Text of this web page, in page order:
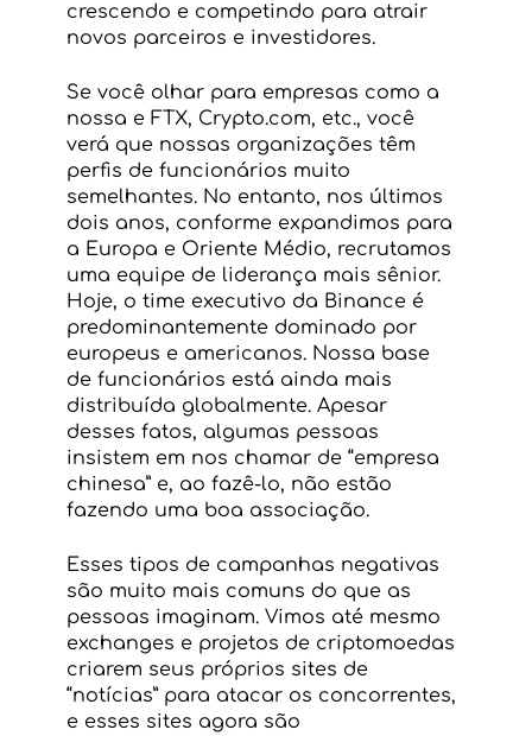
crescendo e competindo para atrair
novos parceiros e investidores.
Se você olhar para empresas como a
nossa e FTX, Crypto.com, etc., você
verá que nossas organizações têm
perfis de funcionários muito
semelhantes. No entanto, nos últimos
dois anos, conforme expandimos para
a Europa e Oriente Médio, recrutamos
uma equipe de liderança mais sênior.
Hoje, o time executivo da Binance é
predominantemente dominado por
europeus e americanos. Nossa base
de funcionários está ainda mais
distribuída globalmente. Apesar
desses fatos, algumas pessoas
insistem em nos chamar de “empresa
chinesa” e, ao fazê-lo, não estão
fazendo uma boa associação.
Esses tipos de campanhas negativas
são muito mais comuns do que as
pessoas imaginam. Vimos até mesmo
exchanges e projetos de criptomoedas
criarem seus próprios sites de
“notícias” para atacar os concorrentes,
e esses sites agora são